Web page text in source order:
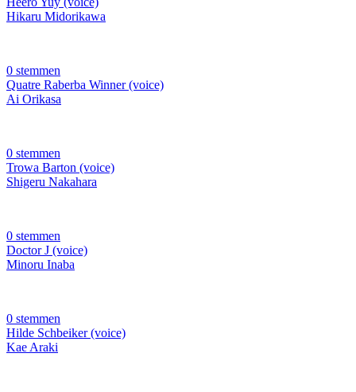
Hikaru Midorikawa
0 stemmen
Quatre Raberba Winner (voice)
Ai Orikasa
0 stemmen
Trowa Barton (voice)
Shigeru Nakahara
0 stemmen
Doctor J (voice)
Minoru Inaba
0 stemmen
Hilde Schbeiker (voice)
Kae Araki